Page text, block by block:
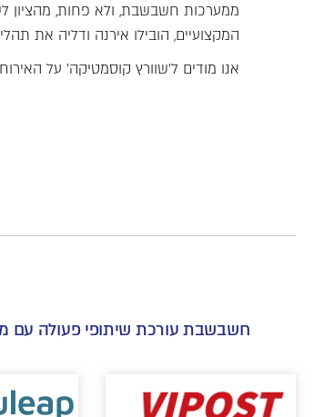
ממערכות חשבשבת, ולא פחות,
המקצועיים, הובילו אירנה ודליה את
אנו מודים ל'שוורץ קוסמטיקה' על
חשבשבת עורכת שיתופי פעולה עם